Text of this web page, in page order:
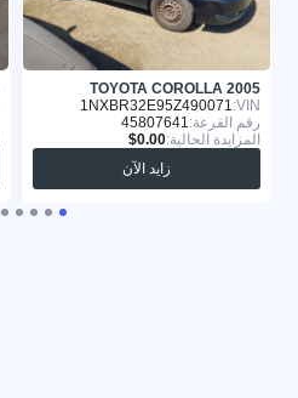
TOYOTA COROLLA 2005
VIN:
1NXBR32E95Z490071
رقم القرعة:45807641
المزايدة الحالية:
زايد الآن